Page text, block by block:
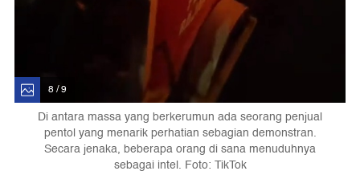
8 / 9
Di antara massa yang berkerumun ada seorang penjual
pentol yang menarik perhatian sebagian demonstran.
Secara jenaka, beberapa orang di sana menuduhnya
sebagai intel. Foto: TikTok